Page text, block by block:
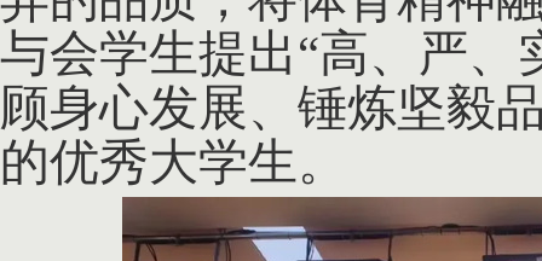
与会学生提出“高、严、
顾身心发展、锤炼坚毅
的优秀大学生。